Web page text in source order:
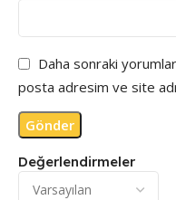
Değerlendirmeler
Daha sonraki
posta adresim ve site